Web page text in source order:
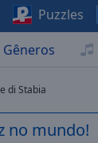
Gêneros
Puzzles
di Stabia
no mundo!